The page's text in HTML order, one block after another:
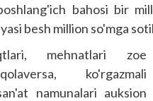
bahosi bir
besh million so'mga
mehnatlari zoe
ko'rgazmali
namunalari auksion